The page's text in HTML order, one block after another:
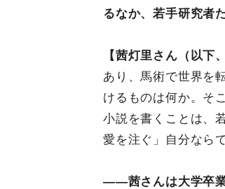
るなか、若手研究者
【茜灯里さん（以下
あり、馬術で世界を
けるものは何か。そ
小説を書くことは、
愛を注ぐ」自分なら
――茜さんは大学卒業